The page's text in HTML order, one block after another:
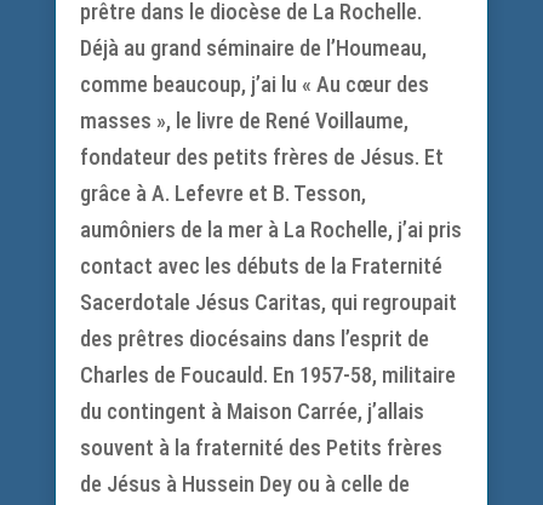
prêtre dans le diocèse de La Rochelle.
Déjà au grand séminaire de l’Houmeau,
comme beaucoup, j’ai lu « Au cœur des
masses », le livre de René Voillaume,
fondateur des petits frères de Jésus. Et
grâce à A. Lefevre et B. Tesson,
aumôniers de la mer à La Rochelle, j’ai pris
contact avec les débuts de la Fraternité
Sacerdotale Jésus Caritas, qui regroupait
des prêtres diocésains dans l’esprit de
Charles de Foucauld. En 1957-58, militaire
du contingent à Maison Carrée, j’allais
souvent à la fraternité des Petits frères
de Jésus à Hussein Dey ou à celle de